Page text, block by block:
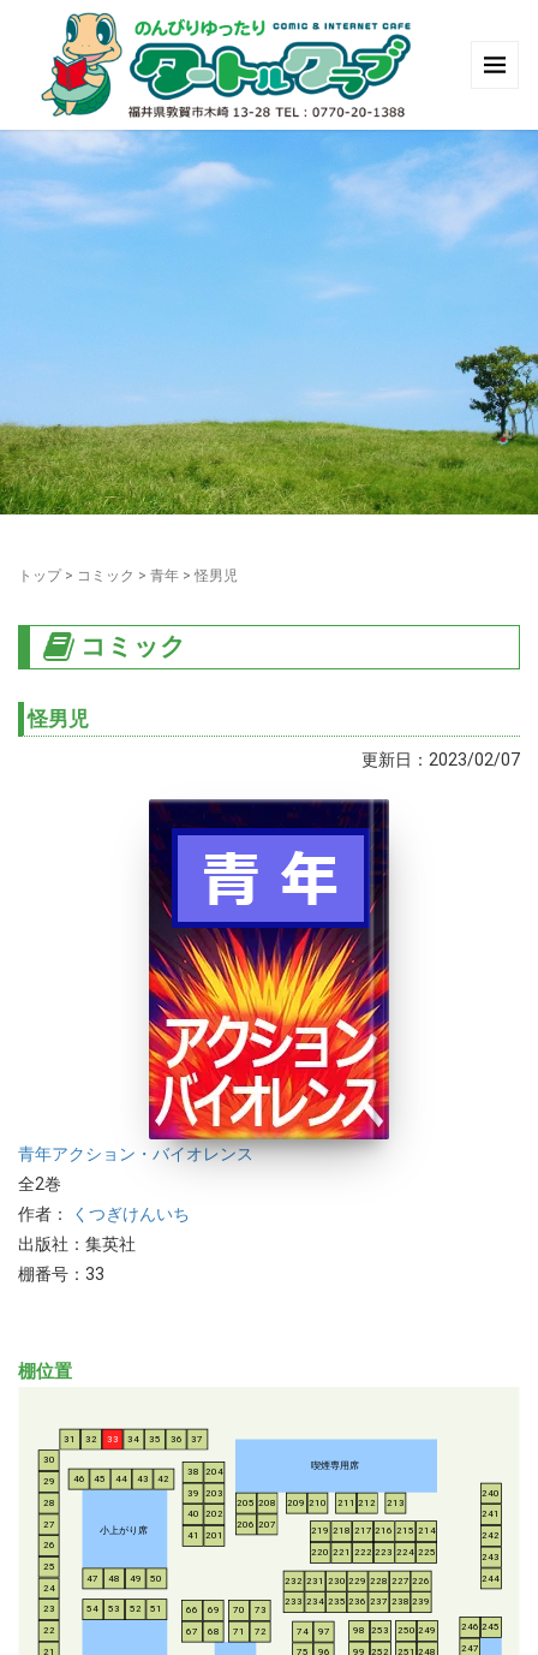
トップ> コミック > 青年 > 怪男児
コミック
怪男児
更新日：2023/02/07
青年アクション・バイオレンス
全2巻
作者：
くつぎけんいち
出版社：集英社
棚番号：33
棚位置
小上がり席
喫煙専用席
21
22
23
24
25
26
27
28
29
30
31 32 33 34 35 36 37
38
39
40
41
42
43
44
45
46
47 48 49 50
51
52
53
54
66
67
68
69
70
71
72
73
74
75
96
97
98
99
201
202
203
204
205
206 207
208 209 210 211 212 213
214
215
216
217
218
219
220 221 222 223 224 225
226
227
228
229
230
231
232
233 234 235 236 237 238 239
240
241
242
243
244
245
246
247
248
249
250
251
252
253